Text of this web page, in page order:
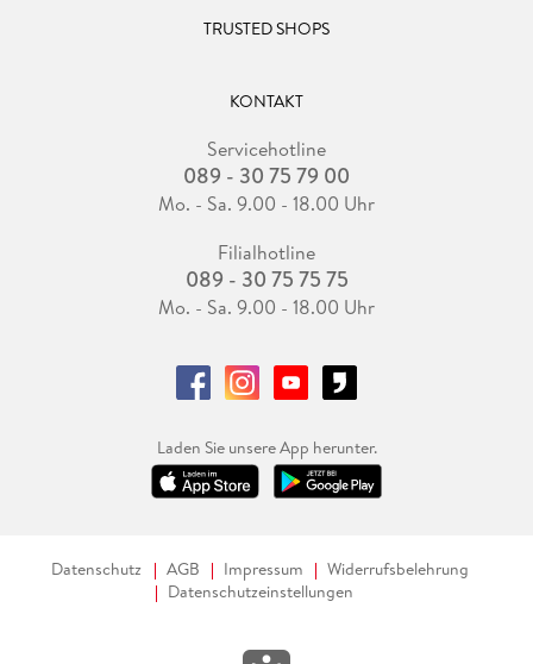
TRUSTED SHOPS
KONTAKT
Servicehotline
089 - 30 75 79 00
Mo. - Sa. 9.00 - 18.00 Uhr
Filialhotline
089 - 30 75 75 75
Mo. - Sa. 9.00 - 18.00 Uhr
Laden Sie unsere App herunter.
Datenschutz AGB Impressum
Widerrufsbelehrung
Datenschutzeinstellungen